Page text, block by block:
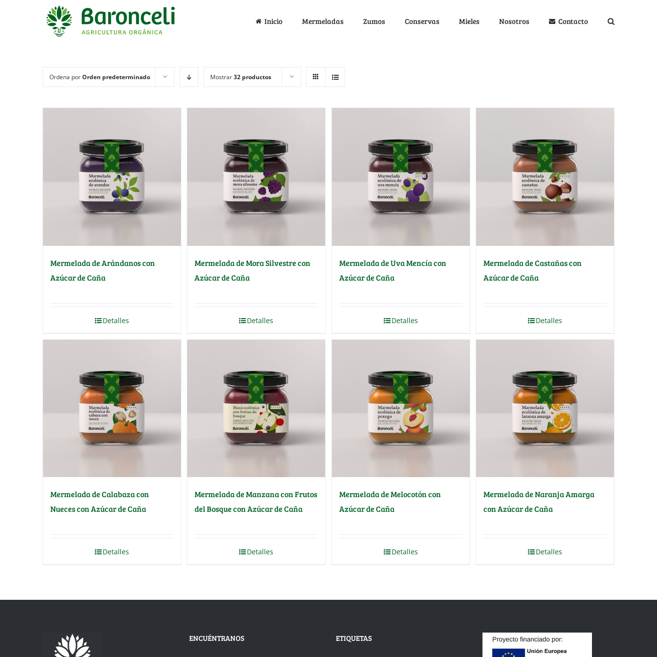
Inicio Mermeladas Zumos Conservas Mieles Nosotros Contacto
Ordena porOrden predeterminado Mostrar32 productos
Mermelada de Arándanos con
Azúcar de Caña
Detalles
Mermelada de Mora Silvestre con
Azúcar de Caña
Detalles
Mermelada de Uva Mencía con
Azúcar de Caña
Detalles
Mermelada de Castañas con
Azúcar de Caña
Detalles
Mermelada de Calabaza con
Nueces con Azúcar de Caña
Detalles
Mermelada de Manzana con Frutos
del Bosque con Azúcar de Caña
Detalles
Mermelada de Melocotón con
Azúcar de Caña
Detalles
Mermelada de Naranja Amarga
con Azúcar de Caña
Detalles
ENCUÉNTRANOS ETIQUETAS